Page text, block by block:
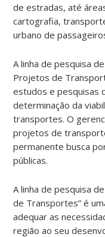
de estradas, até
cartografia,
urbano de
A linha de pesquisa
Projetos de
estudos e pesquisas
determinação da
transportes. O
projetos de
permanente busca
públicas.
A linha de pesquisa
de Transportes” é
adequar as
região ao seu